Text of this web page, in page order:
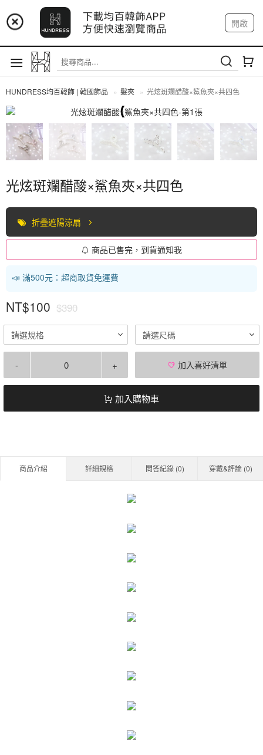
📢 市集預告：9/4-9/6 淡水捷運站
📢 市集預告：9/12-9/13 八里海巡基地
📢 市集預告：8/22-8/23 桃園青埔置地廣場
開啟
註冊 我的帳戶
HUNDRESS均百韓飾 | 韓國飾品 髮夾 光炫斑斕醋酸×鯊魚夾×共四色
光炫斑斕醋酸×鯊魚夾×共四色
折疊遮陽涼扇
商品已售完，到貨通知我
📣 滿500元：超商取貨免運費
NT$100 $390
請選規格 請選尺碼
- + 加入喜好清單
加入購物車
商品介紹 詳細規格 問答紀錄 (0) 穿戴&評論 (0)